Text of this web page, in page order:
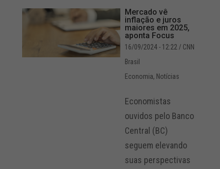
Mercado vê
inflação e juros
maiores em 2025,
aponta Focus
16/09/2024 - 12:22 / CNN
Brasil
Economia, Notícias
Economistas
ouvidos pelo Banco
Central (BC)
seguem elevando
suas perspectivas